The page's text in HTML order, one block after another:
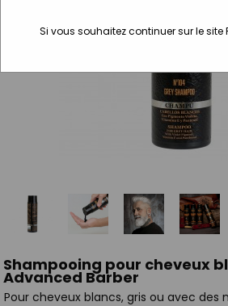
Si vous souhaitez continuer sur le site
Shampooing pour cheveux
Advanced Barber
Pour cheveux blancs, gris ou avec des